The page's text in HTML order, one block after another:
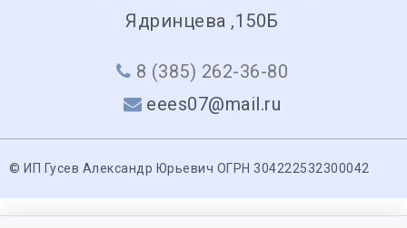
Ядринцева ,150Б
8 (385) 262-36-80
eees07@mail.ru
© ИП Гусев Александр Юрьевич ОГРН 304222532300042